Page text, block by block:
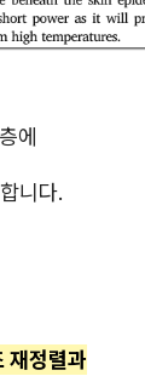
에
니다.
재정렬과